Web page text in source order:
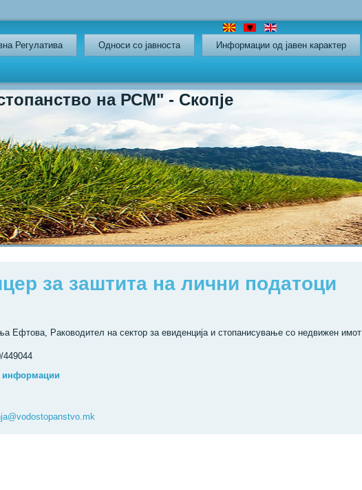
Регулатива Oдноси со јавноста Информации од јавен карактер
на РСМ" - Скопје
за заштита на лични податоци
Ефтова, Раководител на сектор за евиденција и стопанисување со недвижен имот
449044
информации